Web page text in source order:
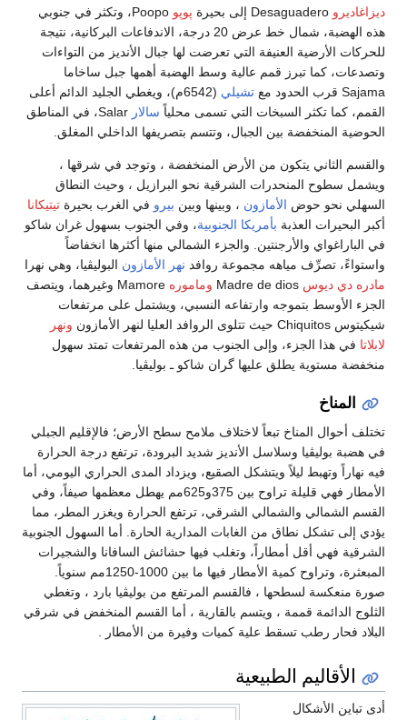
ديزاغاديرو Desaguadero إلى بحيرة پوپو
Poopo، وتكثر في جنوبي
هذه الهضبة، شمال خط عرض 20 درجة، الاندفاعات البركانية، نتيجة
للحركات الأرضية العنيفة التي تعرضت لها جبال الأنديز من التواءات
وتصدعات، كما تبرز قمم عالية وسط الهضبة أهمها جبل ساخاما
Sajama قرب الحدود مع
تشيلي
(6542م)، ويغطي الجليد الدائم أعلى
القمم، كما تكثر السبخات التي تسمى محلياًسالار
Salar، في المناطق
الحوضية المنخفضة بين الجبال، وتتسم بتصريفها الداخلي المغلق.
والقسم الثاني يتكون من الأرض المنخفضة ، وتوجد في شرقها ،
ويشمل سطوح المنحدرات الشرقية نحو البرازيل ، وحيث النطاق
السهلي نحو حوض الأمازون، وبينها وبينبيرو في الغرب بحيرةتيتيكانا
أكبر البحيرات العذبةبأمريكا الجنوبية، وفي الجنوب بسهول غران شاكو
في الباراغواي والأرجنتين. والجزء الشمالي منها أكثرها انخفاضاً
واستواءً، تصرِّف مياهه مجموعة روافدنهر الأمازونالبوليڤيا، وهي نهرا
مادره دي ديوسMadre de dios وماموره
Mamore وغيرهما، ويتصف
الجزء الأوسط بتموجه وارتفاعه النسبي، ويشتمل على مرتفعات
شيكيتوس Chiquitos حيث تتلوى الروافد العليا لنهر الأمازون
ونهر
لابلاتافي هذا الجزء، وإلى الجنوب من هذه المرتفعات تمتد سهول
منخفضة مستوية يطلق عليها گران شاكو ـ بوليڤيا.
المناخ
تختلف أحوال المناخ تبعاً لاختلاف ملامح سطح الأرض؛ فالإقليم الجبلي
في هضبة بوليڤيا وسلاسل الأنديز شديد البرودة، ترتفع درجة الحرارة
فيه نهاراً وتهبط ليلاً ويتشكل الصقيع، ويزداد المدى الحراري اليومي، أما
الأمطار فهي قليلة تراوح بين 375و625مم يهطل معظمها صيفاً، وفي
القسم الشمالي والشمالي الشرقي، ترتفع الحرارة ويغزر المطر، مما
يؤدي إلى تشكل نطاق من الغابات المدارية الحارة. أما السهول الجنوبية
الشرقية فهي أقل أمطاراً، وتغلب فيها حشائش السافانا والشجيرات
المبعثرة، وتراوح كمية الأمطار فيها ما بين 1000-1250مم سنوياً.
صورة منعكسة لسطحها ، فالقسم المرتفع من بوليڤيا بارد ، وتغطي
الثلوج الدائمة قممة ، ويتسم بالقارية ، أما القسم المنخفض في شرقي
البلاد فحار رطب تسقط علية كميات وفيرة من الأمطار .
الأقاليم الطبيعية
أدى تباين الأشكال